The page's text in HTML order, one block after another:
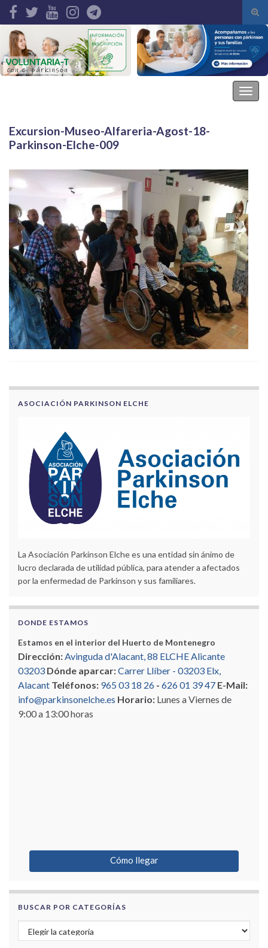
de
Search for:
Excursion-Museo-Alfareria-Agost-18-
Parkinson-Elche-009
ASOCIACIÓN PARKINSON ELCHE
La Asociación Parkinson Elche es una entidad sin ánimo de
lucro declarada de utilidad pública, para atender a afectados
por la enfermedad de Parkinson y sus familiares.
DONDE ESTAMOS
Estamos en el interior del Huerto de Montenegro
Dirección:Avinguda d'Alacant, 88 ELCHE Alicante
03203 Dónde aparcar:Carrer Llíber - 03203 Elx,
Alacant Teléfonos: 965 03 18 26 - 626 01 39 47 E-Mail:
info@parkinsonelche.es Horario: Lunes a Viernes de
9:00 a 13:00 horas
Cómo llegar
BUSCAR POR CATEGORÍAS
Buscar por categorías